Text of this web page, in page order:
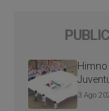
3 Ago